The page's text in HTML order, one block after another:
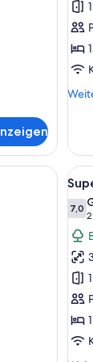
Teppich,Alle
für
4
7,07,0